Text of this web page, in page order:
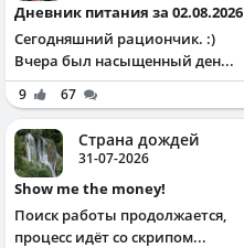
Дневник питания за 02.08.2026
Сегодняшний рациончик. :)
Вчера был насыщенный ден...
9 67
Страна дождей
31-07-2026
Show me the money!
Поиск работы продолжается,
процесс идёт со скрипом...